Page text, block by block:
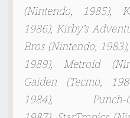
(Nintendo, 1985),
1986), Kirby’s
Bros (Nintendo,
1989), Metroid
Gaiden (Tecmo,
1984), Punch-